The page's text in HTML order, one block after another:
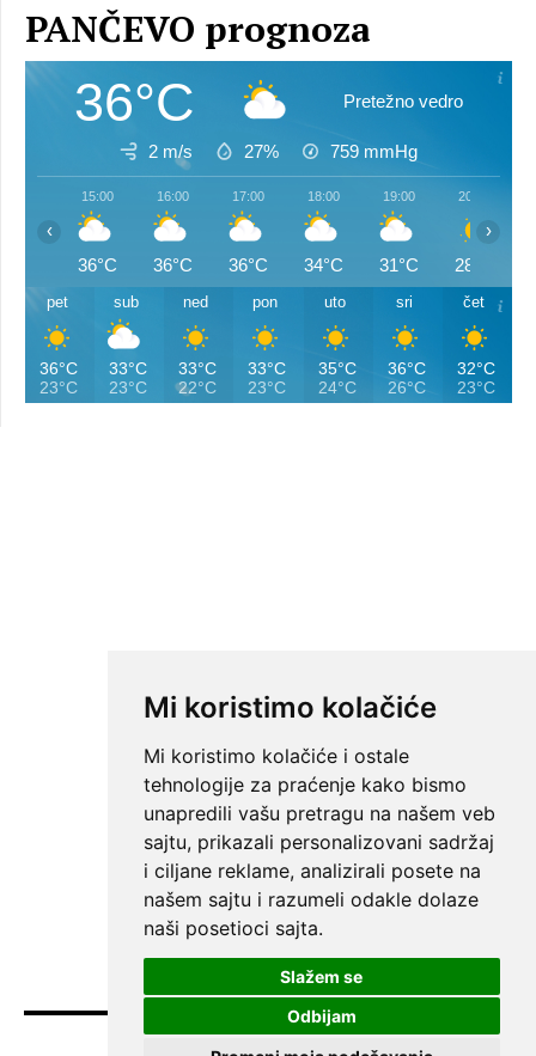
Mi koristimo kolačiće
Mi koristimo kolačiće i ostale
tehnologije za praćenje kako bismo
unapredili vašu pretragu na našem veb
sajtu, prikazali personalizovani sadržaj
i ciljane reklame, analizirali posete na
našem sajtu i razumeli odakle dolaze
naši posetioci sajta.
Slažem se
Odbijam
PANČEVO prognoza
36°C Pretežno vedro
2 m/s 27% 759 mmHg
15:00
36°C
16:00
36°C
17:00
36°C
18:00
34°C
19:00
31°C
20:00
28°C
‹ ›
pet
36°C
23°C
sub
33°C
23°C
ned
33°C
22°C
pon
33°C
23°C
uto
35°C
24°C
sri
36°C
26°C
čet
32°C
23°C